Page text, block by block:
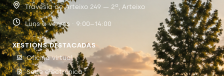
Travesía de Arteixo 249 — 2º, Arteixo
Luns a venres · 9:00–14:00
XESTIÓNS DESTACADAS
Oficina virtual
Sede electrónica